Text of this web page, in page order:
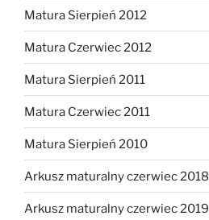
Matura Sierpień 2012
Matura Czerwiec 2012
Matura Sierpień 2011
Matura Czerwiec 2011
Matura Sierpień 2010
Arkusz maturalny czerwiec 2018
Arkusz maturalny czerwiec 2019